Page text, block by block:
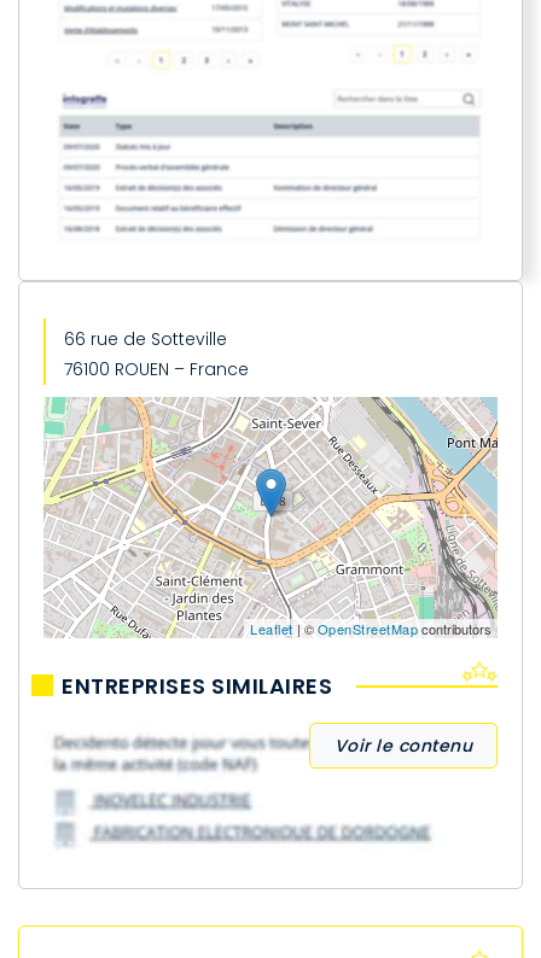
66 rue de Sotteville
76100 ROUEN – France
Leaflet| ©OpenStreetMapcontributors
ENTREPRISES SIMILAIRES
Voir le contenu